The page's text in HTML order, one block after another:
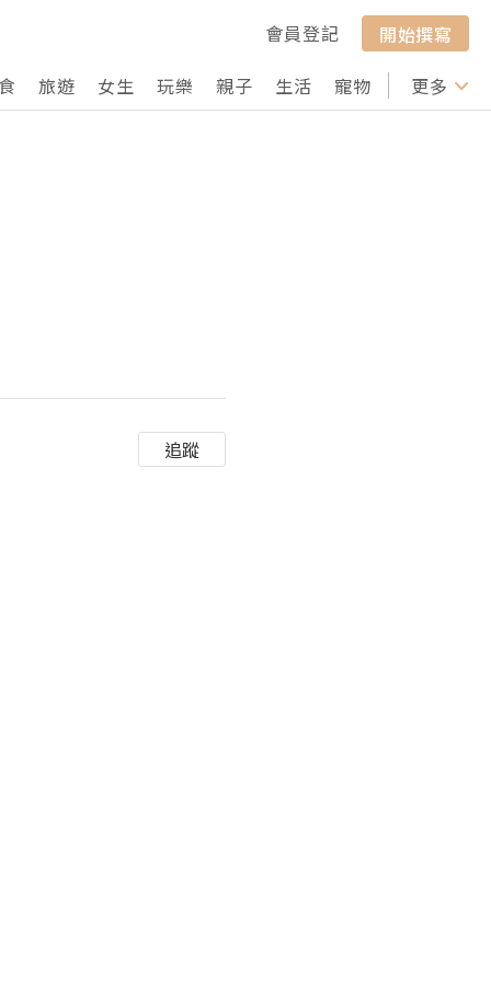
會員登記
開始撰寫
旅遊 女生 玩樂 親子 生活 寵物 行山 打卡
更多
追蹤